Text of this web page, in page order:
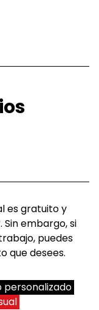
es gratuito y
embargo, si
puedes
que desees.
personalizado